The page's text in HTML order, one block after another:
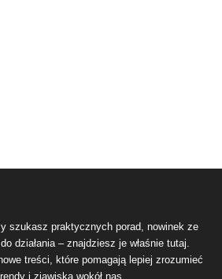
szukasz praktycznych porad, nowinek ze
działania – znajdziesz je właśnie tutaj.
treści, które pomagają lepiej zrozumieć
i zjawiska wokół nas.